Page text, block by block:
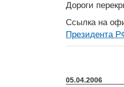
Дороги
Ссылка на
Президента
05.04.2006